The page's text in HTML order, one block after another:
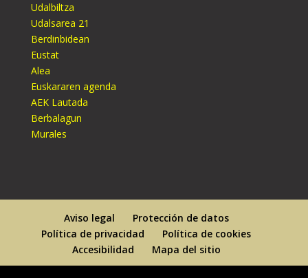
Udalbiltza
Udalsarea 21
Berdinbidean
Eustat
Alea
Euskararen agenda
AEK Lautada
Berbalagun
Murales
Aviso legal
Protección de datos
Política de privacidad
Política de cookies
Accesibilidad
Mapa del sitio